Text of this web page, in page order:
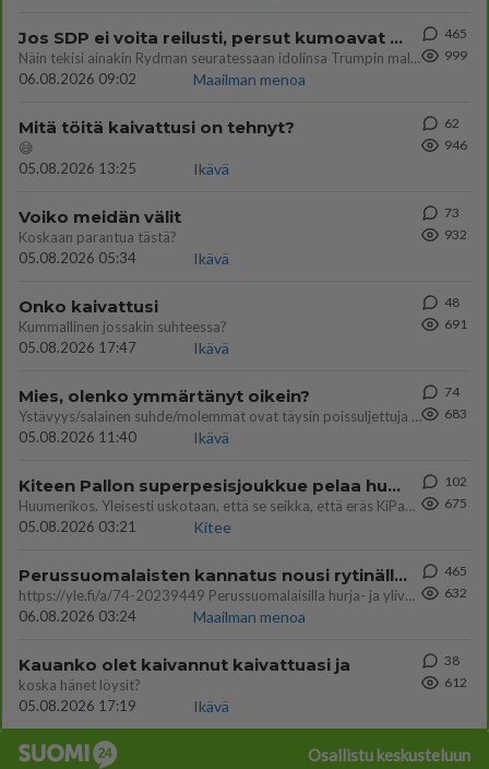
Jos SDP ei voita reilusti, persut kumoavat demokratian Suomesta
Näin tekisi ainakin Rydman seuratessaan idolinsa Trumpin mallia https://www.is.fi/politiikka/art-2000012187244.html
06.08.2026 09:02
Maailman menoa
465
999
Mitä töitä kaivattusi on tehnyt?
😅
05.08.2026 13:25
Ikävä
62
946
Voiko meidän välit
Koskaan parantua tästä?
05.08.2026 05:34
Ikävä
73
932
Onko kaivattusi
Kummallinen jossakin suhteessa?
05.08.2026 17:47
Ikävä
48
691
Mies, olenko ymmärtänyt oikein?
Ystävyys/salainen suhde/molemmat ovat täysin poissuljettuja asioita? Nainen
05.08.2026 11:40
Ikävä
74
683
Kiteen Pallon superpesisjoukkue pelaa huumeiden vaikutuksen alaisena
Huumerikos. Yleisesti uskotaan, että se seikka, että eräs KiPan pelaaja kärähtää huumeista, on vain jäävuoren huippu. M
05.08.2026 03:21
Kitee
102
675
Perussuomalaisten kannatus nousi rytinällä Ylen tänään julkaisemassa tuoreimmassa gallup-kyselyssä.
https://yle.fi/a/74-20239449 Perussuomalaisilla hurja- ja ylivoimaisesti suurin nousu tässä uudessa Ylen gallupissa. Kyl
06.08.2026 03:24
Maailman menoa
465
632
Kauanko olet kaivannut kaivattuasi ja
koska hänet löysit?
05.08.2026 17:19
Ikävä
38
612
Osallistu keskusteluun